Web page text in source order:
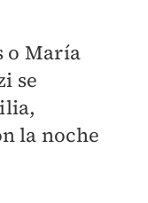
o María
se
la noche